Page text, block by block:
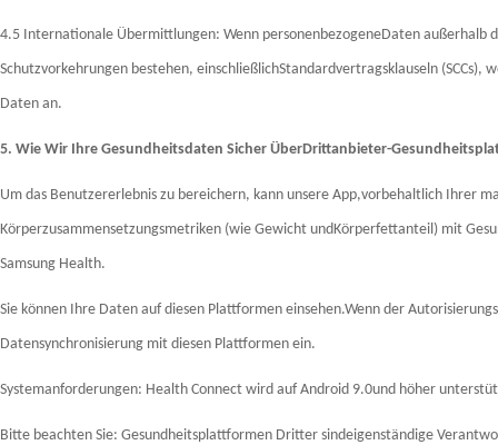
4.5 Internationale Übermittlungen: Wenn personenbezogeneDaten außerhalb
Schutzvorkehrungen bestehen, einschließlichStandardvertragsklauseln
Daten an.
5. Wie Wir Ihre Gesundheitsdaten Sicher ÜberDrittanbieter-
Um das Benutzererlebnis zu bereichern, kann unsere App,vorbehaltlich Ihrer
Körperzusammensetzungsmetriken (wie Gewicht undKörperfettanteil) mit
Samsung Health.
Sie können Ihre Daten auf diesen Plattformen einsehen.Wenn der
Datensynchronisierung mit diesen Plattformen ein.
Systemanforderungen: Health Connect wird auf Android 9.0und höher
Bitte beachten Sie: Gesundheitsplattformen Dritter sindeigenständige